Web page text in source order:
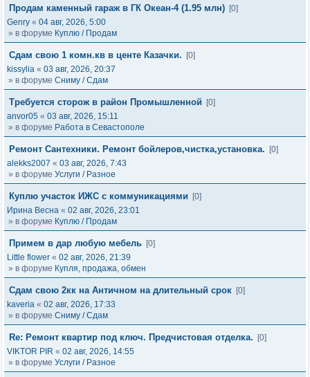
Продам каменный гараж в ГК Океан-4 (1.95 млн) [0]
Genry « 04 авг, 2026, 5:00
» в форуме Куплю / Продам
Сдам свою 1 комн.кв в центе Казачки.
[0]
kissylia « 03 авг, 2026, 20:37
» в форуме Сниму / Сдам
Требуется сторож в район Промышленной
[0]
anvor05 « 03 авг, 2026, 15:11
» в форуме Работа в Севастополе
Ремонт Сантехники. Ремонт бойлеров,чистка,установка.
[0]
alekks2007 « 03 авг, 2026, 7:43
» в форуме Услуги / Разное
Куплю участок ИЖС с коммуникациями
[0]
Ирина Весна « 02 авг, 2026, 23:01
» в форуме Куплю / Продам
Примем в дар любую мебель [0]
Little flower « 02 авг, 2026, 21:39
» в форуме Купля, продажа, обмен
Сдам свою 2кк на Античном на длительный срок [0]
kaveria « 02 авг, 2026, 17:33
» в форуме Сниму / Сдам
Re: Ремонт квартир под ключ. Предчистовая отделка.
[0]
VIKTOR PIR « 02 авг, 2026, 14:55
» в форуме Услуги / Разное